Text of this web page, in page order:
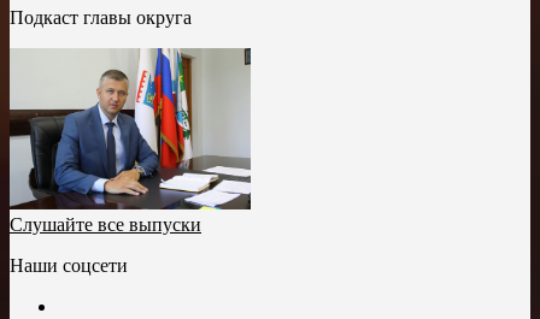
Подкаст главы округа
Слушайте все выпуски
Наши соцсети